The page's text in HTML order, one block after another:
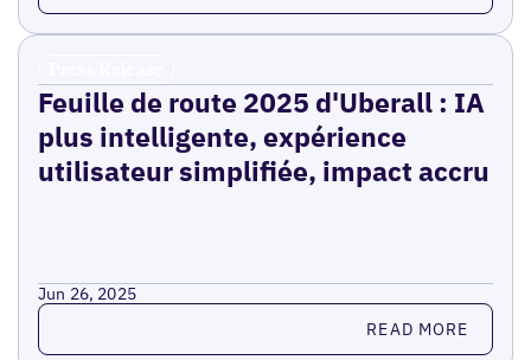
Feuille de route 2025 d'Uberall : IA
plus intelligente, expérience
utilisateur simplifiée, impact accru
Jun 26, 2025
Read more READ MORE